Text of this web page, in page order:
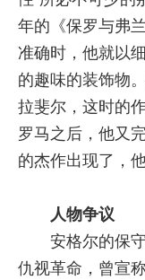
年的《保罗与弗
准确时，他就以
的趣味的装饰物
拉斐尔，这时的
罗马之后，他又
的杰作出现了，
人物争议
安格尔的保守
仇视革命，曾宣